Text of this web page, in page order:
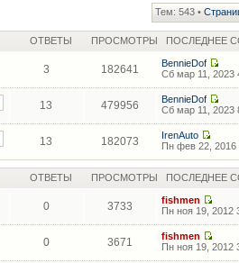
Тем: 543 •
ОТВЕТЫ ПРОСМОТРЫ ПОСЛЕДНЕЕ
3 182641
BennieDof
Сб мар 11, 2023
13 479956
BennieDof
Сб мар 11, 2023
13 182073
IrenAuto
Пн фев 22, 2016
ОТВЕТЫ ПРОСМОТРЫ ПОСЛЕДНЕЕ
0 3733
fishmen
Пн ноя 19, 2012
0 3671
fishmen
Пн ноя 19, 2012